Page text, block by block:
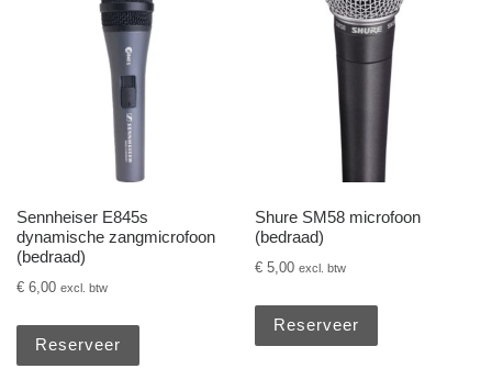
Sennheiser E845s
dynamische zangmicrofoon
(bedraad)
€ 6,00 excl. btw
Reserveer
Shure SM58 microfoon
(bedraad)
€ 5,00 excl. btw
Reserveer